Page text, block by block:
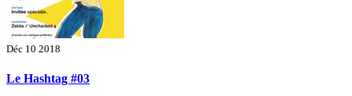
Déc 10 2018
Le Hashtag #03